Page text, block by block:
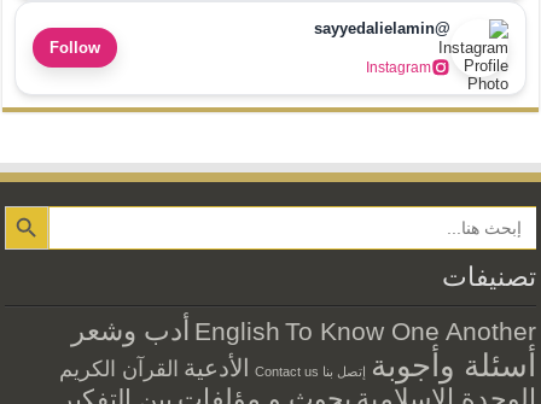
@sayyedalielamin
Instagram
Follow
Search Button
تصنيفات
English To Know One Another أدب وشعر
أسئلة وأجوبة إتصل بنا Contact us الأدعية القرآن الكريم
بين التفكير